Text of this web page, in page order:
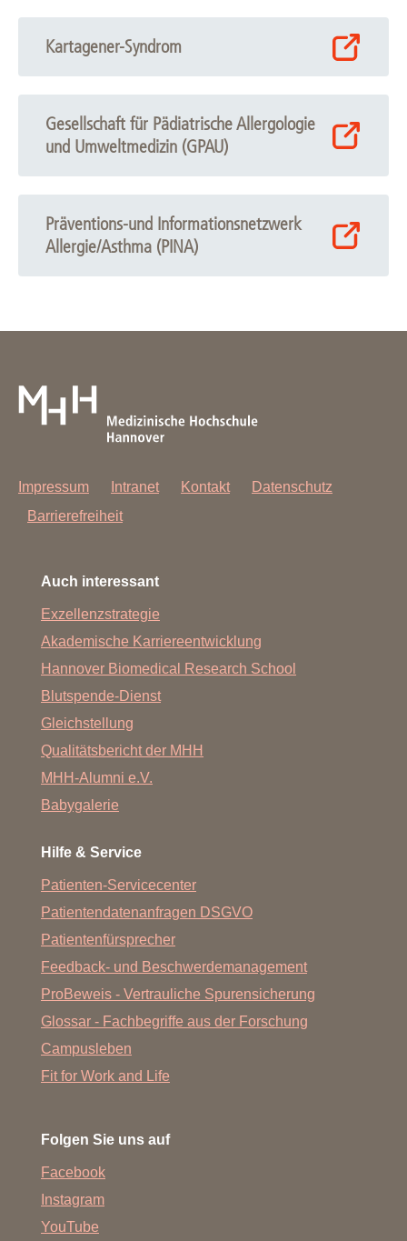
Kartagener-Syndrom
Gesellschaft für Pädiatrische Allergologie
und Umweltmedizin (GPAU)
Präventions-und Informationsnetzwerk
Allergie/Asthma (PINA)
Impressum Intranet Kontakt
Datenschutz
Barrierefreiheit
Auch interessant
Exzellenzstrategie
Akademische Karriereentwicklung
Hannover Biomedical Research School
Blutspende-Dienst
Gleichstellung
Qualitätsbericht der MHH
MHH-Alumni e.V.
Babygalerie
Hilfe & Service
Patienten-Servicecenter
Patientendatenanfragen DSGVO
Patientenfürsprecher
Feedback- und Beschwerdemanagement
ProBeweis - Vertrauliche Spurensicherung
Glossar - Fachbegriffe aus der Forschung
Campusleben
Fit for Work and Life
Folgen Sie uns auf
Facebook
Instagram
YouTube